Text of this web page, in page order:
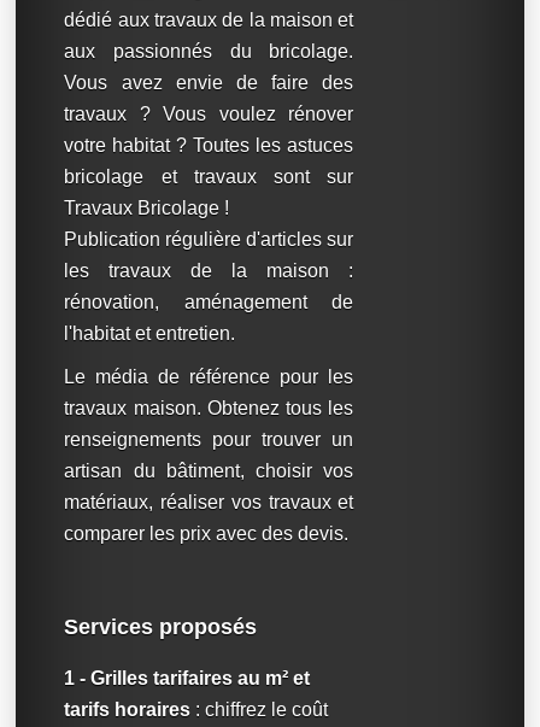
dédié aux travaux de la maison et
aux passionnés du bricolage.
Vous avez envie de faire des
travaux ? Vous voulez rénover
votre habitat ? Toutes les astuces
bricolage et travaux sont sur
Travaux Bricolage !
Publication régulière d'articles sur
les travaux de la maison :
rénovation, aménagement de
l'habitat et entretien.
Le média de référence pour les
travaux maison. Obtenez tous les
renseignements pour trouver un
artisan du bâtiment, choisir vos
matériaux, réaliser vos travaux et
comparer les prix avec des devis.
Services proposés
1 - Grilles tarifaires au m² et
tarifs horaires : chiffrez le coût